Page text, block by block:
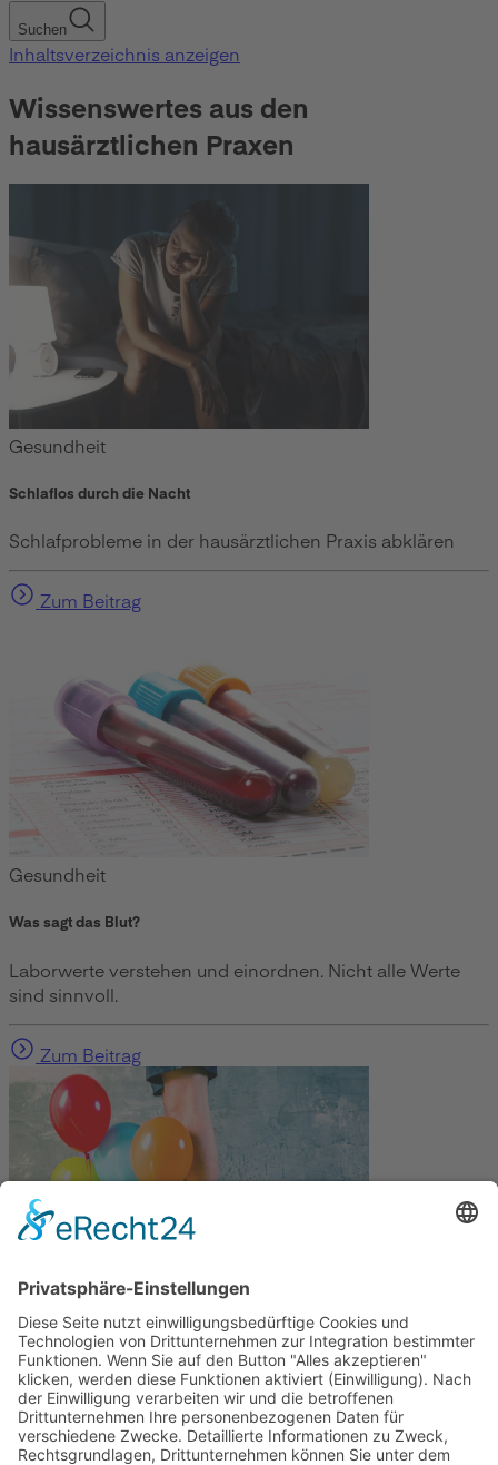
Suchen
Inhaltsverzeichnis anzeigen
Wissenswertes aus den
hausärztlichen Praxen
Gesundheit
Schlaflos durch die Nacht
Schlafprobleme in der hausärztlichen Praxis abklären
Zum Beitrag
Gesundheit
Was sagt das Blut?
Laborwerte verstehen und einordnen. Nicht alle Werte
sind sinnvoll.
Zum Beitrag
Gesundheit
Die Abnehmspritze und ihre Nebenwirkungen
Mit Ozempic mühelos zum Wunschgewicht? Lieber nicht